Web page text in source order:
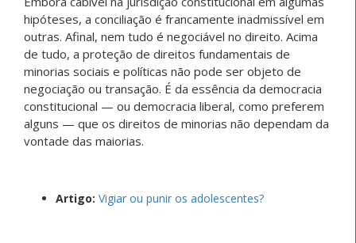
hipóteses, a conciliação é francamente inadmissível em
outras. Afinal, nem tudo é negociável no direito. Acima
de tudo, a proteção de direitos fundamentais de
minorias sociais e políticas não pode ser objeto de
negociação ou transação. É da essência da democracia
constitucional — ou democracia liberal, como preferem
alguns — que os direitos de minorias não dependam da
vontade das maiorias.
Artigo: Vigiar ou punir os adolescentes?